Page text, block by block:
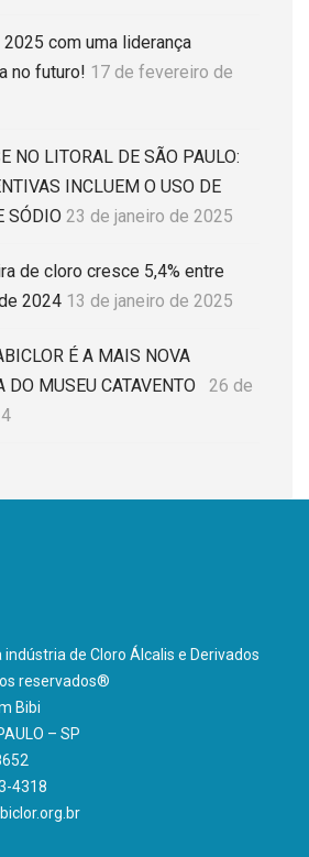
com uma liderança
no futuro! 17 de fevereiro de
NO LITORAL DE SÃO PAULO:
INCLUEM O USO DE
SÓDIO 23 de janeiro de 2025
de cloro cresce 5,4% entre
2024 13 de janeiro de 2025
É A MAIS NOVA
DO MUSEU CATAVENTO
26 de
de Cloro Álcalis e Derivados
reservados®
Bibi
– SP
4318